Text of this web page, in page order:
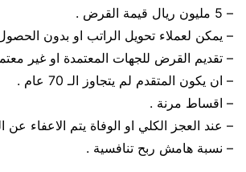
– 5 مليون ريال قيمة القرض .
– يمكن لعملاء تحويل الراتب او بدون
– تقديم القرض للجهات المعتمدة او غير
– ان يكون المتقدم لم يتجاوز الـ 70 عام .
– اقساط مرنة .
– عند العجز الكلي او الوفاة يتم الاعفاء
– نسبة هامش ربح تنافسية .